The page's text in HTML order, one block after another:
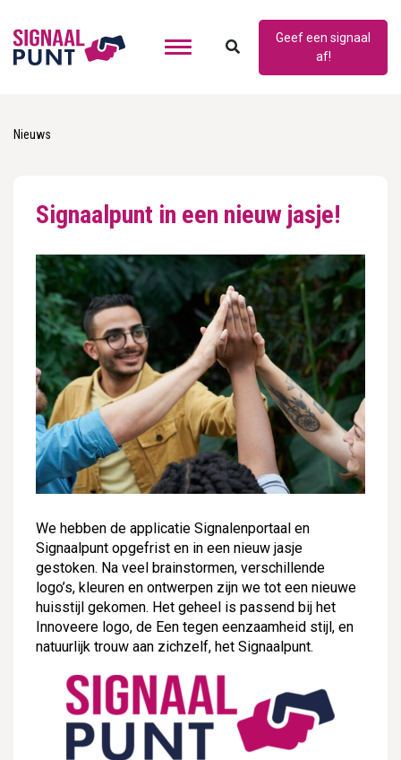
Geef een signaal
af!
Nieuws
Signaalpunt in een nieuw jasje!
We hebben de applicatie Signalenportaal en
Signaalpunt opgefrist en in een nieuw jasje
gestoken. Na veel brainstormen, verschillende
logo’s, kleuren en ontwerpen zijn we tot een nieuwe
huisstijl gekomen. Het geheel is passend bij het
Innoveere logo, de Een tegen eenzaamheid stijl, en
natuurlijk trouw aan zichzelf, het Signaalpunt.